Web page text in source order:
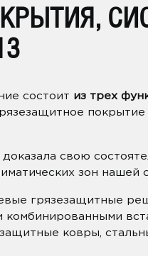
состоит из трех
покрытие
свою
зон нашей
грязезащитные
ковры,